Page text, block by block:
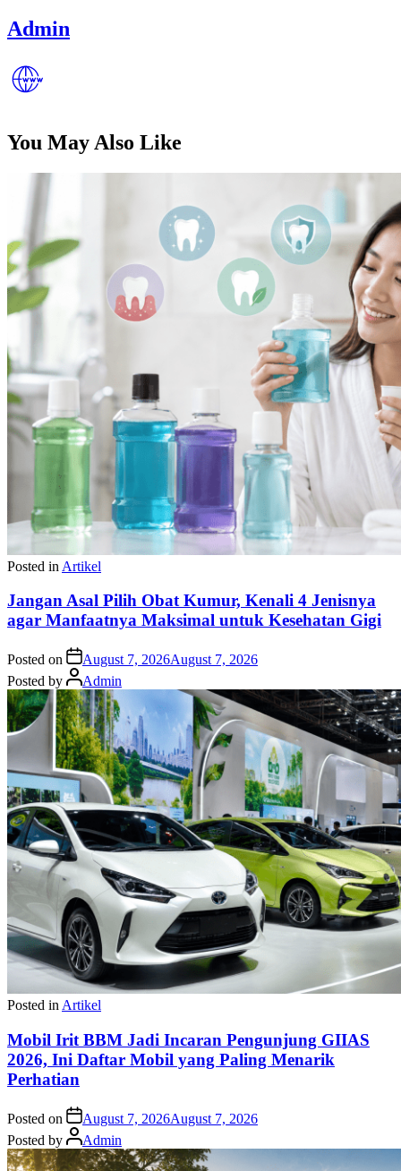
Admin
You May Also Like
Posted in Artikel
Jangan Asal Pilih Obat Kumur, Kenali 4 Jenisnya
agar Manfaatnya Maksimal untuk Kesehatan Gigi
Posted on August 7, 2026August 7, 2026
Posted by
Admin
Posted in Artikel
Mobil Irit BBM Jadi Incaran Pengunjung GIIAS
2026, Ini Daftar Mobil yang Paling Menarik
Perhatian
Posted on August 7, 2026August 7, 2026
Posted by
Admin